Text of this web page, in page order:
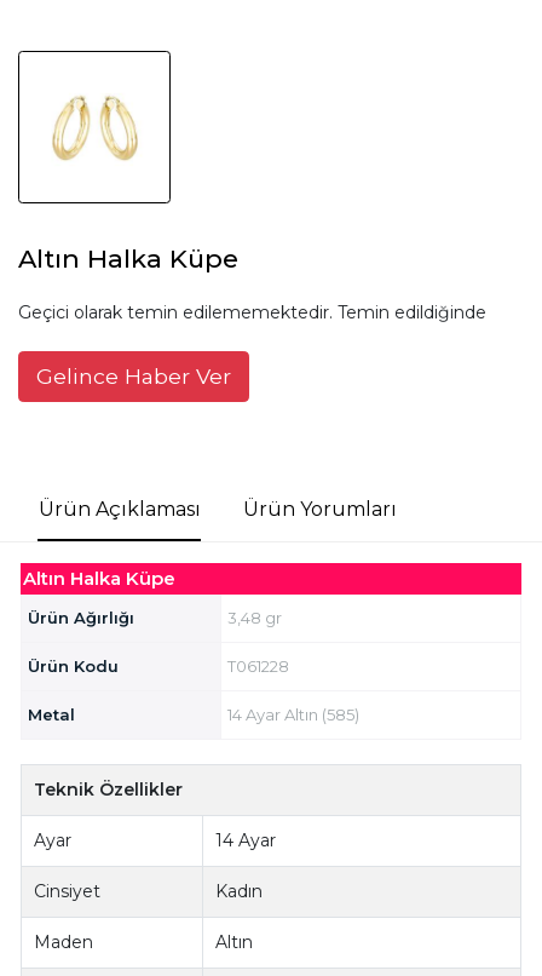
Altın Halka Küpe
Geçici olarak temin edilememektedir. Temin edildiğinde
Gelince Haber Ver
Ürün Açıklaması Ürün Yorumları
Altın Halka Küpe
Ürün Ağırlığı 3,48 gr
Ürün Kodu T061228
Metal 14 Ayar Altın (585)
Teknik Özellikler
Ayar 14 Ayar
Cinsiyet Kadın
Maden Altın